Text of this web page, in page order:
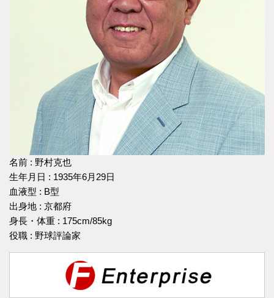
名前 : 野村克也
生年月日 : 1935年6月29日
血液型 : B型
出身地 : 京都府
身長・体重 : 175cm/85kg
役職 : 野球評論家